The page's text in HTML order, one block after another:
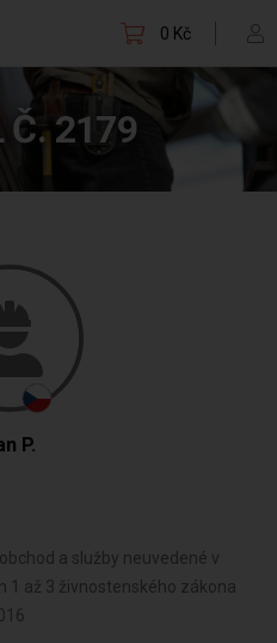
0 Kč
Č. 2179
P.
a služby neuvedené v
1 až 3 živnostenského zákona